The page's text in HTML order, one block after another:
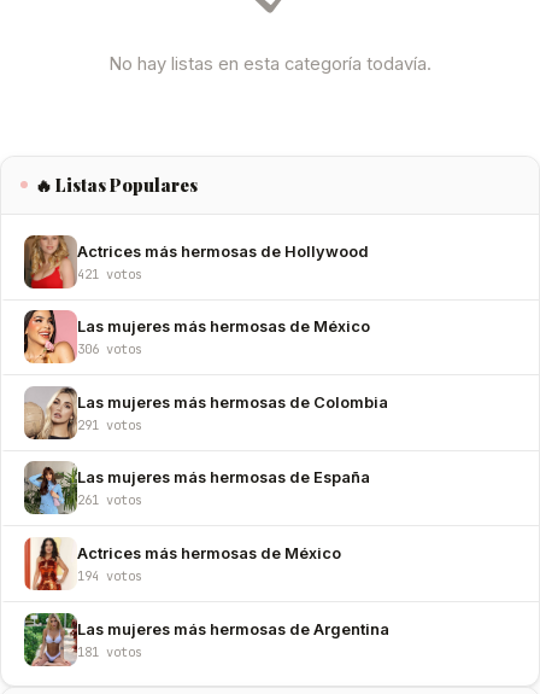
No hay listas en esta categoría todavía.
🔥 Listas Populares
Actrices más hermosas de Hollywood
421 votos
Las mujeres más hermosas de México
306 votos
Las mujeres más hermosas de Colombia
291 votos
Las mujeres más hermosas de España
261 votos
Actrices más hermosas de México
194 votos
Las mujeres más hermosas de Argentina
181 votos